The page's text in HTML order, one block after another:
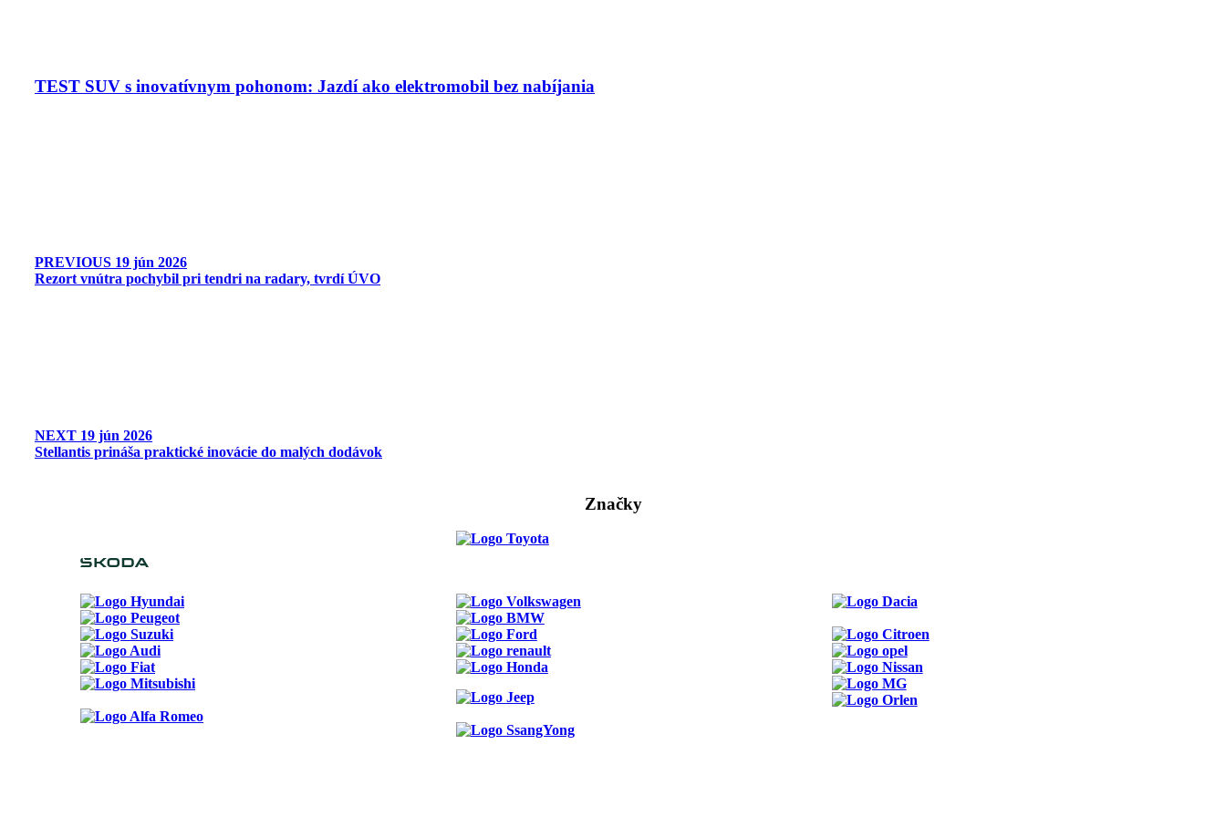
TEST SUV s inovatívnym pohonom: Jazdí ako elektromobil bez nabíjania
PREVIOUS 19 jún 2026
Rezort vnútra pochybil pri tendri na radary, tvrdí ÚVO
NEXT 19 jún 2026
Stellantis prináša praktické inovácie do malých dodávok
Značky